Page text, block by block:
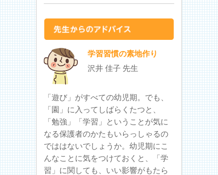
学習習慣の素地作り
沢井 佳子 先生
「遊び」がすべての幼児期。でも、
「園」に入ってしばらくたつと、
「勉強」「学習」ということが気に
なる保護者のかたもいらっしゃるの
でははないでしょうか。幼児期にこ
んなことに気をつけておくと、「学
習」に関しても、いい影響がもたら